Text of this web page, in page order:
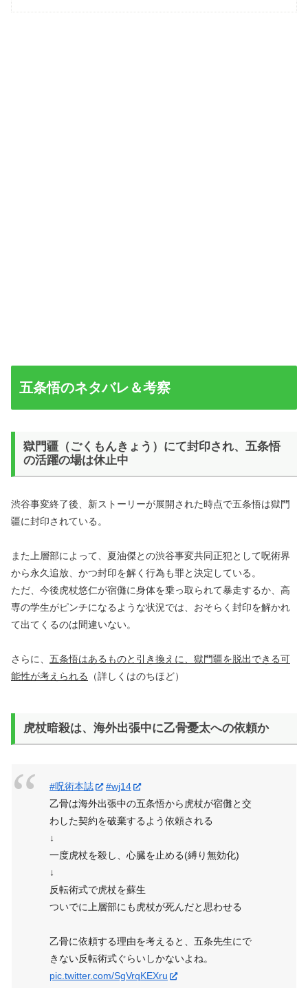
五条悟のネタバレ＆考察
獄門疆（ごくもんきょう）にて封印され、五条悟
の活躍の場は休止中
渋谷事変終了後、新ストーリーが展開された時点で五条悟は獄門
疆に封印されている。
また上層部によって、夏油傑との渋谷事変共同正犯として呪術界
から永久追放、かつ封印を解く行為も罪と決定している。
ただ、今後虎杖悠仁が宿儺に身体を乗っ取られて暴走するか、高
専の学生がピンチになるような状況では、おそらく封印を解かれ
て出てくるのは間違いない。
さらに、 五条悟はあるものと引き換えに、獄門疆を脱出できる可
能性が考えられる
（詳しくはのちほど）
虎杖暗殺は、海外出張中に乙骨憂太への依頼か
#呪術本誌
#wj14
乙骨は海外出張中の五条悟から虎杖が宿儺と交
わした契約を破棄するよう依頼される
↓
一度虎杖を殺し、心臓を止める(縛り無効化)
↓
反転術式で虎杖を蘇生
ついでに上層部にも虎杖が死んだと思わせる
乙骨に依頼する理由を考えると、五条先生にで
きない反転術式ぐらいしかないよね。
pic.twitter.com/SgVrqKEXru